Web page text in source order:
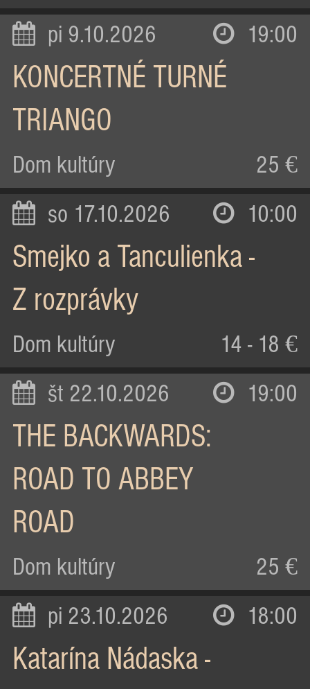
pi 9.10.2026 19:00
KONCERTNÉ TURNÉ
TRIANGO
Dom kultúry 25 €
so 17.10.2026 10:00
Smejko a Tanculienka -
Z rozprávky
Dom kultúry 14 - 18 €
št 22.10.2026 19:00
THE BACKWARDS:
ROAD TO ABBEY
ROAD
Dom kultúry 25 €
pi 23.10.2026 18:00
Katarína Nádaska -